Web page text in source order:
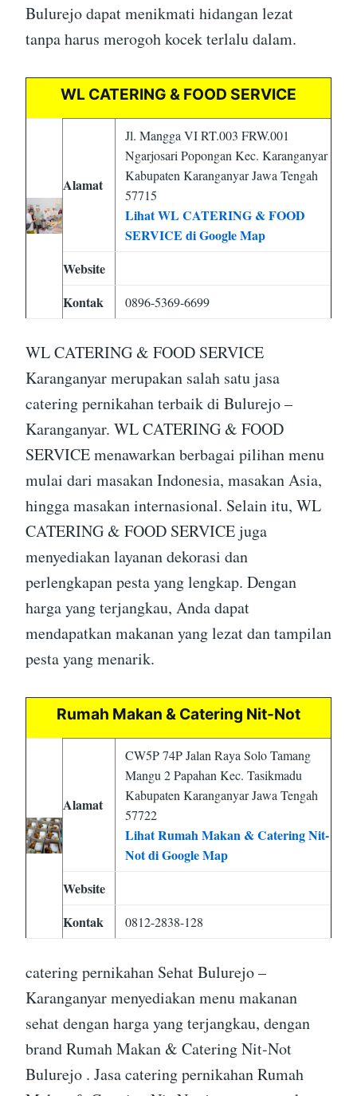
Bulurejo dapat menikmati hidangan lezat
tanpa harus merogoh kocek terlalu dalam.
WL CATERING & FOOD SERVICE
Alamat
Jl. Mangga VI RT.003 FRW.001
Ngarjosari Popongan Kec. Karanganyar
Kabupaten Karanganyar Jawa Tengah
57715
Lihat WL CATERING & FOOD
SERVICE di Google Map
Website
Kontak
0896-5369-6699
WL CATERING & FOOD SERVICE
Karanganyar merupakan salah satu jasa
catering pernikahan terbaik di Bulurejo –
Karanganyar. WL CATERING & FOOD
SERVICE menawarkan berbagai pilihan menu
mulai dari masakan Indonesia, masakan Asia,
hingga masakan internasional. Selain itu, WL
CATERING & FOOD SERVICE juga
menyediakan layanan dekorasi dan
perlengkapan pesta yang lengkap. Dengan
harga yang terjangkau, Anda dapat
mendapatkan makanan yang lezat dan tampilan
pesta yang menarik.
Rumah Makan & Catering Nit-Not
Alamat
CW5P 74P Jalan Raya Solo Tamang
Mangu 2 Papahan Kec. Tasikmadu
Kabupaten Karanganyar Jawa Tengah
57722
Lihat Rumah Makan & Catering Nit-
Not di Google Map
Website
Kontak
0812-2838-128
catering pernikahan Sehat Bulurejo –
Karanganyar menyediakan menu makanan
sehat dengan harga yang terjangkau, dengan
brand Rumah Makan & Catering Nit-Not
Bulurejo . Jasa catering pernikahan Rumah